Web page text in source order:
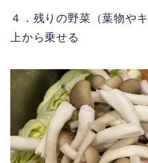
４．残りの野菜（葉物や
上から乗せる